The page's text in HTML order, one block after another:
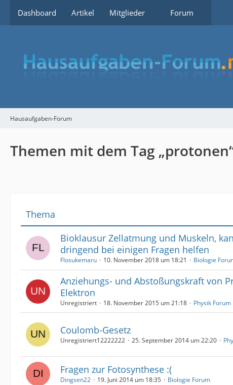
Dashboard Artikel Mitglieder Forum
Hausaufgaben-Forum
Themen mit dem Tag
Thema
Bioklausur Zellatmung und Muskeln,
dringend bei einigen Fragen helfen
Flosukemaru 10. November 2018 um 18:21 Biologie
Anziehungs- und Abstoßungskraft von
Elektron
Unregistriert 18. November 2015 um 21:18 Physik Forum
Coulomb-Gesetz
Unregistriert12222222 25. September 2014 um 22:20
Fragen zur Fotosynthese :(
Dingsen22 19. Juni 2014 um 18:35 Biologie Forum